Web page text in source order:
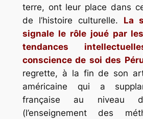
terre, ont leur place dans
de l’histoire culturelle. La
signale le rôle joué par
tendances
conscience de soi des
regrette, à la fin de son
américaine qui a
française au niveau
(l’enseignement des